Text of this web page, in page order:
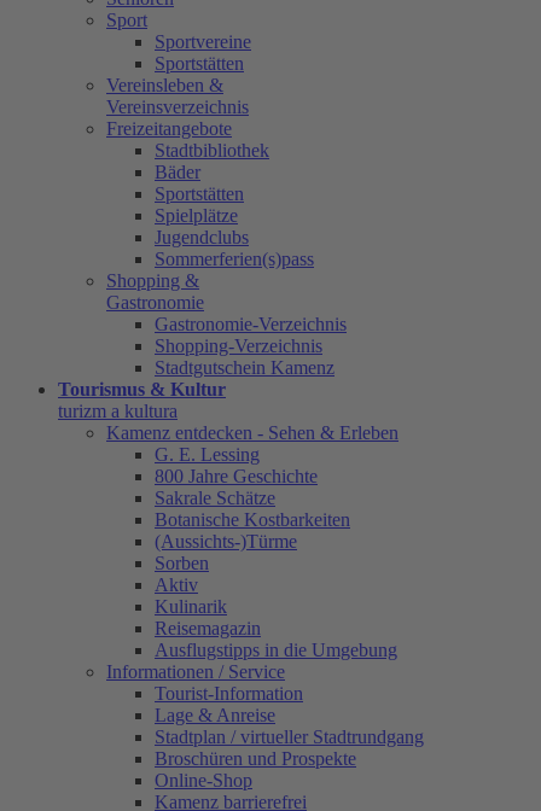
Sport
Sportvereine
Sportstätten
Vereinsleben &
Vereinsverzeichnis
Freizeitangebote
Stadtbibliothek
Bäder
Sportstätten
Spielplätze
Jugendclubs
Sommerferien(s)pass
Shopping &
Gastronomie
Gastronomie-Verzeichnis
Shopping-Verzeichnis
Stadtgutschein Kamenz
Tourismus & Kultur
turizm a kultura
Kamenz entdecken - Sehen & Erleben
G. E. Lessing
800 Jahre Geschichte
Sakrale Schätze
Botanische Kostbarkeiten
(Aussichts-)Türme
Sorben
Aktiv
Kulinarik
Reisemagazin
Ausflugstipps in die Umgebung
Informationen / Service
Tourist-Information
Lage & Anreise
Stadtplan / virtueller Stadtrundgang
Broschüren und Prospekte
Online-Shop
Kamenz barrierefrei